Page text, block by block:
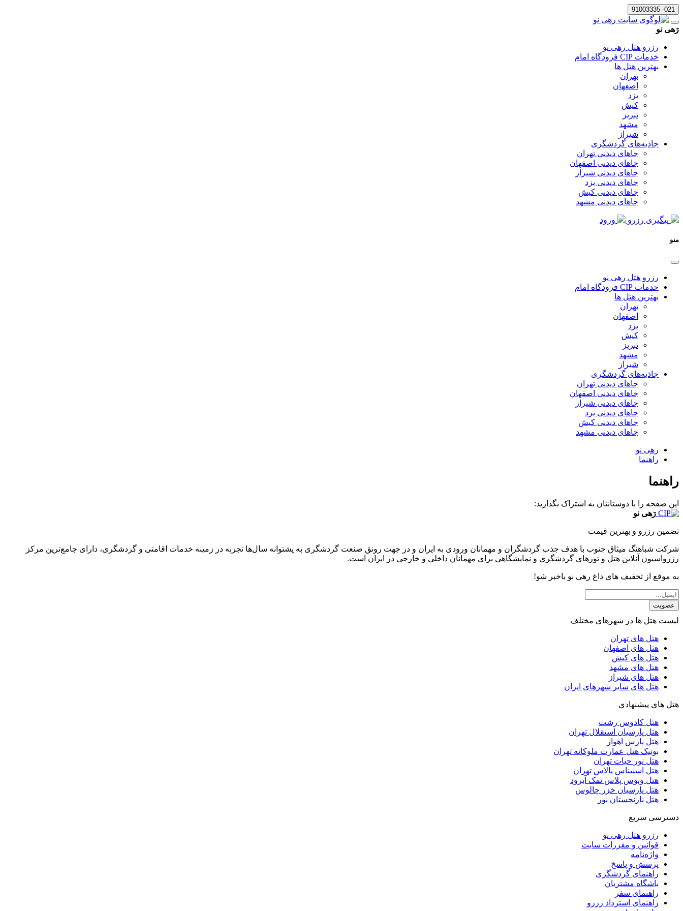
021- 91003335
رَهی نو
رزرو هتل رهی نو
خدمات CIP فرودگاه امام
بهترین هتل ها
تهران
اصفهان
یزد
کیش
تبریز
مشهد
شیراز
جاذبه‌های گردشگری
جاهای دیدنی تهران
جاهای دیدنی اصفهان
جاهای دیدنی شیراز
جاهای دیدنی یزد
جاهای دیدنی کیش
جاهای دیدنی مشهد
پیگیری رزرو ورود
منو
رزرو هتل رهی نو
خدمات CIP فرودگاه امام
بهترین هتل ها
تهران
اصفهان
یزد
کیش
تبریز
مشهد
شیراز
جاذبه‌های گردشگری
جاهای دیدنی تهران
جاهای دیدنی اصفهان
جاهای دیدنی شیراز
جاهای دیدنی یزد
جاهای دیدنی کیش
جاهای دیدنی مشهد
رهی نو
راهنما
راهنما
این صفحه را با دوستانتان به اشتراک بگذارید:
رَهی نو
تضمین رزرو و بهترین قیمت
شرکت شباهنگ میثاق جنوب با هدف جذب گردشگران و مهمانان ورودی به ایران و در جهت رونق صنعت گردشگری به پشتوانه سال‌ها تجربه در زمینه خدمات اقامتی و گردشگری، دارای جامع‌ترین مرکز
رزرواسیون آنلاین هتل و تورهای گردشگری و نمایشگاهی برای مهمانان داخلی و خارجی در ایران است.
به موقع از تخفیف های داغ رهی نو باخبر شو!
عضویت
لیست هتل ها در شهرهای مختلف
هتل های تهران
هتل های اصفهان
هتل های کیش
هتل های مشهد
هتل های شیراز
هتل های سایر شهرهای ایران
هتل های پیشنهادی
هتل کادوس رشت
هتل پارسیان استقلال تهران
هتل پارس اهواز
بوتیک هتل عمارت ملوکانه تهران
هتل نور حیات تهران
هتل اسپیناس پالاس تهران
هتل ونوس پلاس نمک آبرود
هتل پارسیان خزر چالوس
هتل نارنجستان نور
دسترسی سریع
رزرو هتل رهی نو
قوانین و مقررات سایت
واژه‌نامه
پرسش و پاسخ
راهنمای گردشگری
باشگاه مشتریان
راهنمای سفر
راهنمای استرداد رزرو